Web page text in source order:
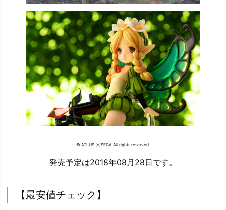
© ATLUS (c)SEGA All rights reserved.
発売予定は2018年08月28日です。
【最安値チェック】